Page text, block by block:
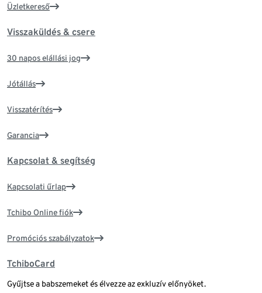
Üzletkereső
Visszaküldés & csere
30 napos elállási jog
Jótállás
Visszatérítés
Garancia
Kapcsolat & segítség
Kapcsolati űrlap
Tchibo Online fiók
Promóciós szabályzatok
TchiboCard
Gyűjtse a babszemeket és élvezze az exkluzív előnyöket.